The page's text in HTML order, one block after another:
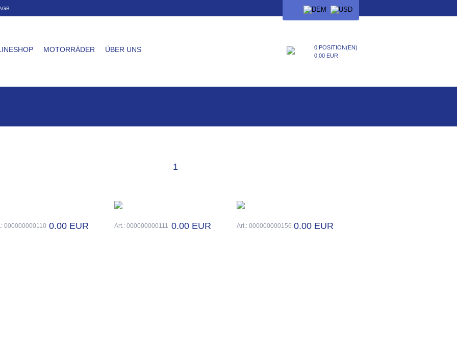
MOTORRÄDER ÜBER UNS
0 POSITION(EN)
0.00 EUR
1
000000000110 0.00 EUR Art.: 000000000111 0.00 EUR Art.: 000000000156 0.00 EUR